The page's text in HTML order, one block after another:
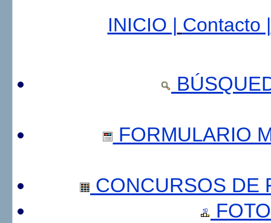
INICIO | Contacto |
FORMULARIO
CONCURSOS DE